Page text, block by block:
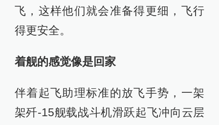
飞，这样他们就会准备得更细，飞行
得更安全。
着舰的感觉像是回家
伴着起飞助理标准的放飞手势，一架
架歼-15舰载战斗机滑跃起飞冲向云层